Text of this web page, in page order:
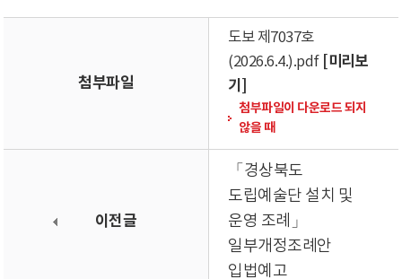
첨부파일
도보 제7037호
(2026.6.4.).pdf [미리보
기]
첨부파일이 다운로드 되지
않을 때
이전글
「경상북도
도립예술단 설치 및
운영 조례」
일부개정조례안
입법예고